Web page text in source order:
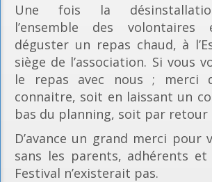
Une fois la
l’ensemble des
déguster un repas chaud, à
siège de l’association. Si vous
le repas avec nous ; merci
connaitre, soit en laissant un
bas du planning, soit par retour
D’avance un grand merci pour
sans les parents, adhérents et
Festival n’existerait pas.